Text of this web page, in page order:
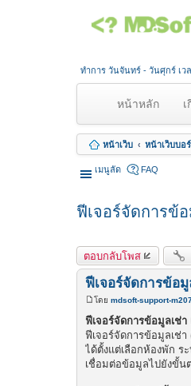
ทำการ วันจันทร์ - วันศุกร์ เว
หน้าหลัก(
u
r
t
หน้าเว็บ หน้าเว็บบอ
เมนูลัด FAQ
ฟีเจอร์จัดการข้
ตอบกลับโพส
ฟีเจอร์จัดการข้อ
พ
ส
ต์
โดย mdsoft-support-
ฟีเจอร์จัดการข้อมูลเช่
ฟีเจอร์จัดการข้อมูลเช่า
ได้ตั้งแต่เลือกห้องพัก ร
เชื่อมต่อข้อมูลไปยังขั้น